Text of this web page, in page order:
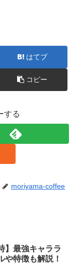
はてブ
コピー
する
moriyama-coffee
】最強キャララ
や特徴も解説！